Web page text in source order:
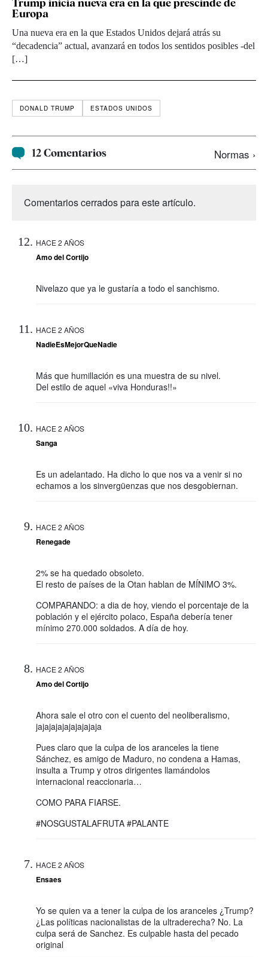
Europa
Una nueva era en la que Estados Unidos dejará atrás su
“decadencia” actual, avanzará en todos los sentidos posibles -del
[…]
DONALD TRUMP ESTADOS UNIDOS
12 Comentarios Normas ›
Comentarios cerrados para este artículo.
HACE 2 AÑOS
Amo del Cortijo
Nivelazo que ya le gustaría a todo el sanchismo.
HACE 2 AÑOS
NadieEsMejorQueNadie
Más que humillación es una muestra de su nivel.
Del estilo de aquel «viva Honduras!!»
HACE 2 AÑOS
Sanga
Es un adelantado. Ha dicho lo que nos va a venir si no
echamos a los sinvergüenzas que nos desgobiernan.
HACE 2 AÑOS
Renegade
2% se ha quedado obsoleto.
El resto de países de la Otan hablan de MÍNIMO 3%.
COMPARANDO: a dia de hoy, viendo el porcentaje de la
población y el ejército polaco, España debería tener
mínimo 270.000 soldados. A día de hoy.
HACE 2 AÑOS
Amo del Cortijo
Ahora sale el otro con el cuento del neoliberalismo,
jajajajajajajajajaja
Pues claro que la culpa de los aranceles la tiene
Sánchez, es amigo de Maduro, no condena a Hamas,
insulta a Trump y otros dirigentes llamándolos
internacional reaccionaria…
COMO PARA FIARSE.
#NOSGUSTALAFRUTA #PALANTE
HACE 2 AÑOS
Ensaes
Yo se quien va a tener la culpa de los aranceles ¿Trump?
¿Las políticas nacionalistas de la ultraderecha? No. La
culpa será de Sanchez. Es culpable hasta del pecado
original